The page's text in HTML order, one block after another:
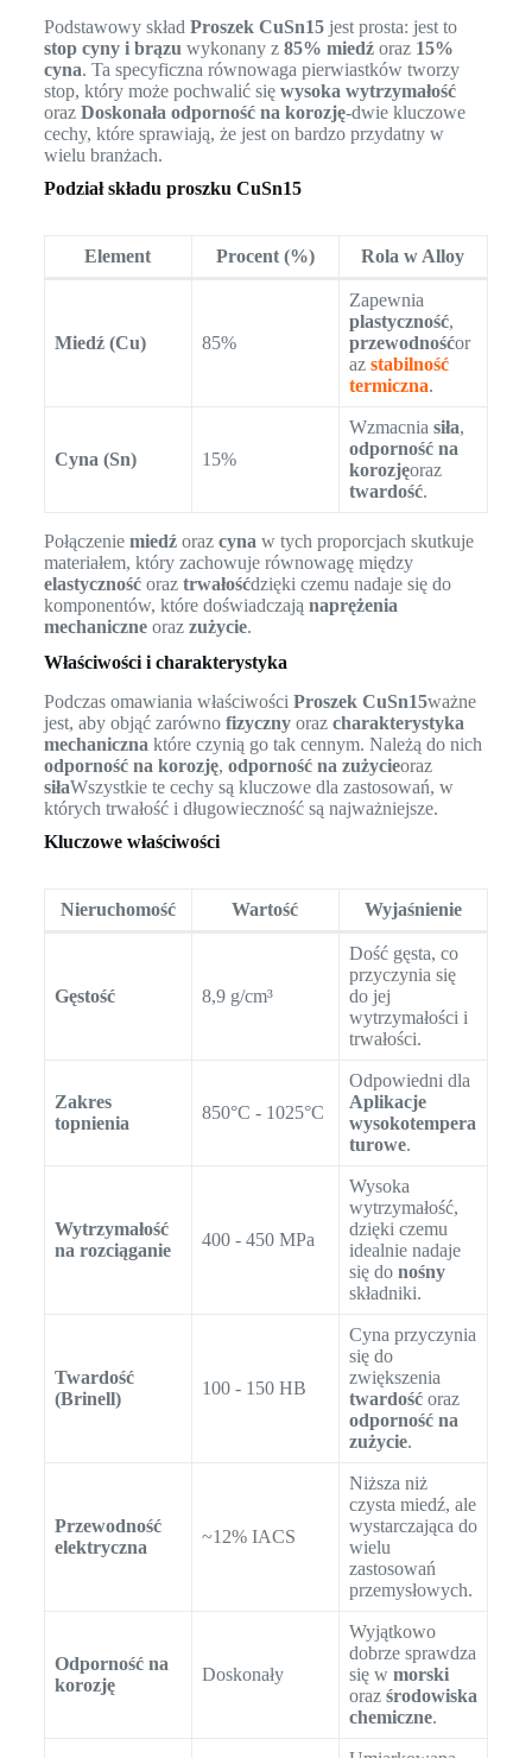
Podstawowy skład Proszek CuSn15jest prosta: jest to
stop cyny i brązu wykonany z 85% miedźoraz 15%
cyna. Ta specyficzna równowaga pierwiastków tworzy
stop, który może pochwalić się wysoka wytrzymałość
oraz Doskonała odporność na korozję-dwie kluczowe
cechy, które sprawiają, że jest on bardzo przydatny w
wielu branżach.
Podział składu proszku CuSn15
Element Procent (%) Rola w Alloy
Miedź (Cu) 85%
Zapewnia
plastyczność,
przewodnośćor
az stabilność
termiczna.
Cyna (Sn) 15%
Wzmacnia siła,
odporność na
korozjęoraz
twardość.
Połączenie miedźoraz cyna w tych proporcjach skutkuje
materiałem, który zachowuje równowagę między
elastycznośćoraz trwałośćdzięki czemu nadaje się do
komponentów, które doświadczają naprężenia
mechaniczneoraz zużycie.
Właściwości i charakterystyka
Podczas omawiania właściwości Proszek CuSn15ważne
jest, aby objąć zarówno fizycznyoraz charakterystyka
mechaniczna które czynią go tak cennym. Należą do nich
odporność na korozję, odporność na zużycieoraz
siłaWszystkie te cechy są kluczowe dla zastosowań, w
których trwałość i długowieczność są najważniejsze.
Kluczowe właściwości
Nieruchomość Wartość Wyjaśnienie
Gęstość 8,9 g/cm³
Dość gęsta, co
przyczynia się
do jej
wytrzymałości i
trwałości.
Zakres
topnienia
850°C - 1025°C
Odpowiedni dla
Aplikacje
wysokotempera
turowe.
Wytrzymałość
na rozciąganie
400 - 450 MPa
Wysoka
wytrzymałość,
dzięki czemu
idealnie nadaje
się do nośny
składniki.
Twardość
(Brinell)
100 - 150 HB
Cyna przyczynia
się do
zwiększenia
twardośćoraz
odporność na
zużycie.
Przewodność
elektryczna
~12% IACS
Niższa niż
czysta miedź, ale
wystarczająca do
wielu
zastosowań
przemysłowych.
Odporność na
korozję
Doskonały
Wyjątkowo
dobrze sprawdza
się w morski
oraz środowiska
chemiczne.